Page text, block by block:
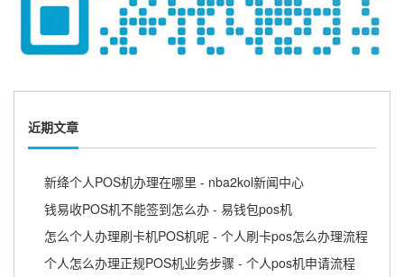
近期文章
新绛个人POS机办理在哪里 - nba2kol新闻中心
钱易收POS机不能签到怎么办 - 易钱包pos机
怎么个人办理刷卡机POS机呢 - 个人刷卡pos怎么办理流程
个人怎么办理正规POS机业务步骤 - 个人pos机申请流程